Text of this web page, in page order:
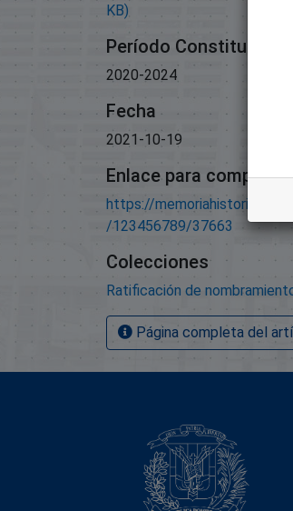
KB)
Período Constitucional
2020-2024
Fecha
2021-10-19
Enlace para
https://
/123456789/37663
Colecciones
Ratificación de
Página completa del